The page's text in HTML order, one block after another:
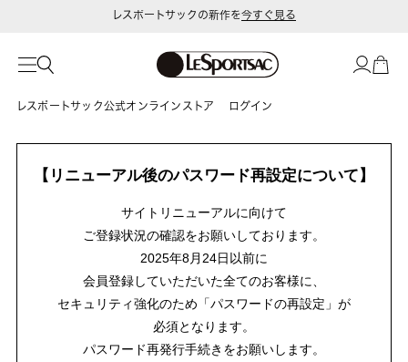
レスポートサックの新作を今すぐ見る
レスポートサック公式オンラインストア ログイン
【リニューアル後のパスワード再設定について】
サイトリニューアルに向けて
ご登録状況の確認をお願いしております。
2025年8月24日以前に
会員登録していただいた全てのお客様に、
セキュリティ強化のため「パスワードの再設定」が
必須となります。
パスワード再発行手続きをお願いします。